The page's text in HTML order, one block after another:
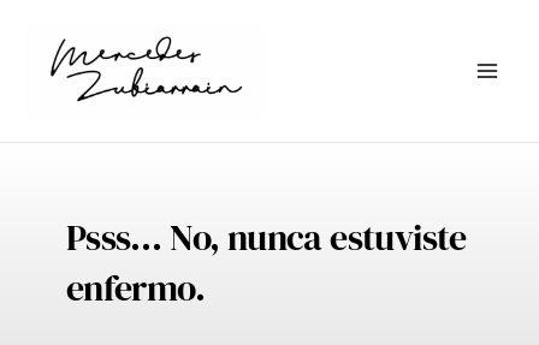
contenido
Psss… No, nunca estuviste
enfermo.